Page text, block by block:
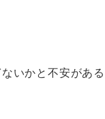
いかと不安があ